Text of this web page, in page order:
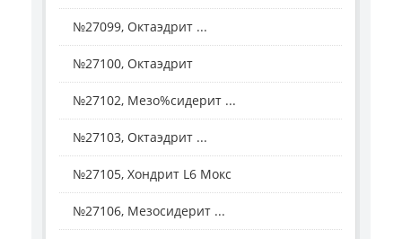
№27099, Октаэдрит ...
№27100, Октаэдрит
№27102, Мезо%сидерит ...
№27103, Октаэдрит ...
№27105, Хондрит L6 Мокс
№27106, Мезосидерит ...